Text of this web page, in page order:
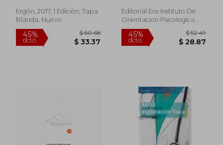
Ergón, 2017, 1 Edición, Tapa
Blanda, Nuevo
Editorial Eos Instituto De
Orientacion Psicologica
Asociados, 2016, 1 Edición,
Tapa Blanda, Nuevo
45%
dcto.